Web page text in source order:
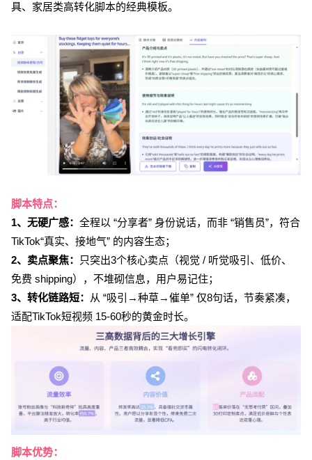
具、家居类高转化脚本的经典模板。
脚本特点：
1、无硬广感： 全程以 “分享者” 身份说话，而非 “销售员”，符合
TikTok“真实、接地气” 的内容生态；
2、卖点聚焦：
只突出3个核心卖点（视觉 / 听觉吸引、低价、
免费 shipping），不堆砌信息，用户易记住；
3、转化链路短：
从 “吸引→种草→催单” 仅8句话，节奏紧凑，
适配TikTok短视频 15-60秒的黄金时长。
脚本优势：